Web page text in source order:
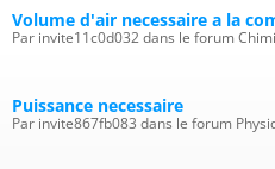
Volume d'air necessaire a la
Par invite11c0d032 dans le forum
Puissance necessaire
Par invite867fb083 dans le forum